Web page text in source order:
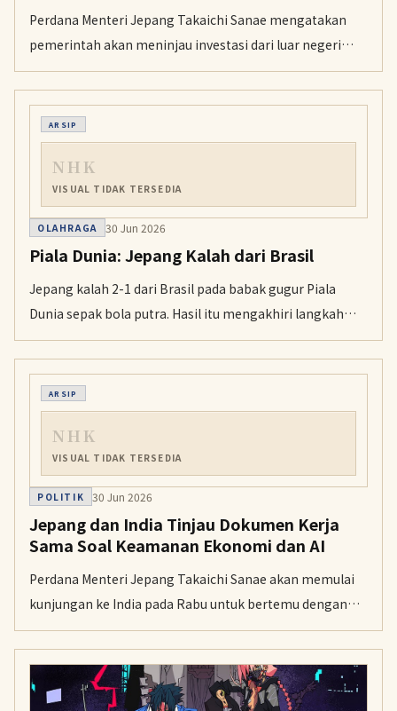
Perdana Menteri Jepang Takaichi Sanae mengatakan
pemerintah akan meninjau investasi dari luar negeri
dengan lebih ketat. Ia menyerukan kerja sama yang
lebih erat antarkementerian dan lembaga untuk
meningkatkan kemampuan penyaringan.
ARSIP
NHK
VISUAL TIDAK TERSEDIA
OLAHRAGA 30 Jun 2026
Piala Dunia: Jepang Kalah dari Brasil
Jepang kalah 2-1 dari Brasil pada babak gugur Piala
Dunia sepak bola putra. Hasil itu mengakhiri langkah
Jepang di turnamen tersebut.
ARSIP
NHK
VISUAL TIDAK TERSEDIA
POLITIK 30 Jun 2026
Jepang dan India Tinjau Dokumen Kerja
Sama Soal Keamanan Ekonomi dan AI
Perdana Menteri Jepang Takaichi Sanae akan memulai
kunjungan ke India pada Rabu untuk bertemu dengan
Narendra Modi. Pertemuan pada Kamis itu menjadi
bagian dari lawatan tiga hari Takaichi di New Delhi.